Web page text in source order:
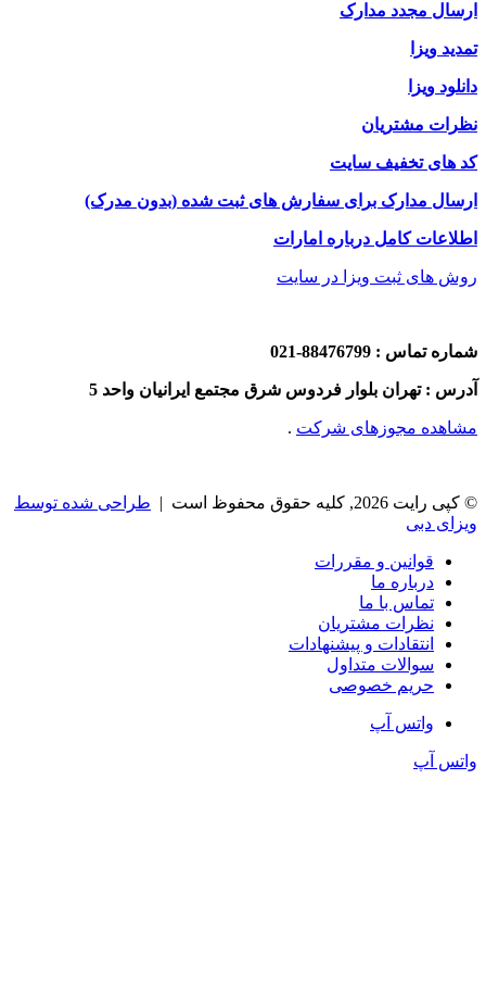
ارسال مجدد مدارک
تمدید ویزا
دانلود ویزا
نظرات مشتریان
کد های تخفیف سایت
ارسال مدارک برای سفارش های ثبت شده (بدون مدرک)
اطلاعات کامل درباره امارات
روش های ثبت ویزا در سایت
شماره تماس : 88476799-021
آدرس : تهران بلوار فردوس شرق مجتمع ایرانیان واحد 5
مشاهده مجوزهای شرکت .
© کپی رایت 2026, کلیه حقوق محفوظ است |
طراحی شده توسط
ویزای دبی
قوانین و مقررات
درباره ما
تماس با ما
نظرات مشتریان
انتقادات و پیشنهادات
سوالات متداول
حریم خصوصی
واتس آپ
واتس آپ